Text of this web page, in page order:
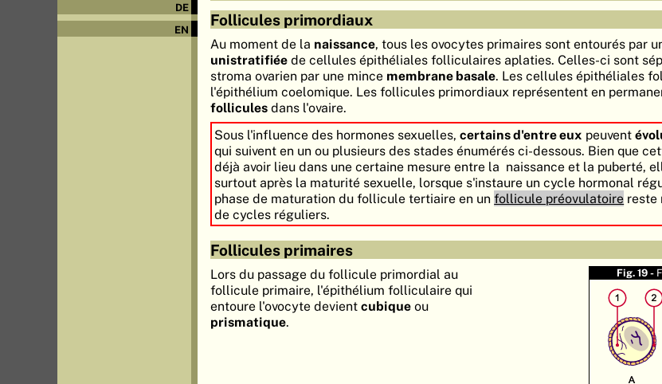
DE
EN
Follicules primordiaux
Au moment de la naissance, tous les ovocytes primaires sont entourés par
unistratifiée de cellules épithéliales folliculaires aplaties. Celles-ci sont
stroma ovarien par une mince membrane basale. Les cellules épithéliales
l'épithélium coelomique. Les follicules primordiaux représentent en
follicules dans l'ovaire.
Sous l'influence des hormones sexuelles,certains d'entre eux peuvent
qui suivent en un ou plusieurs des stades énumérés ci-dessous. Bien que
déjà avoir lieu dans une certaine mesure entre la naissance et la puberté,
surtout après la maturité sexuelle, lorsque s'instaure un cycle hormonal
phase de maturation du follicule tertiaire en unfollicule préovulatoire reste
de cycles réguliers.
Follicules primaires
Lors du passage du follicule primordial au
follicule primaire, l'épithélium folliculaire qui
entoure l'ovocyte devient cubique ou
prismatique.
Fig. 19 -